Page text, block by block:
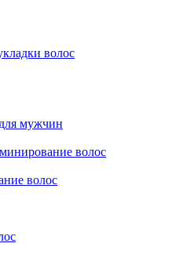
волос
мужчин
волос
волос